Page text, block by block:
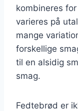
kombineres
varieres på
mange
forskellige
til en alsidig
smag.
Fedtebrød er